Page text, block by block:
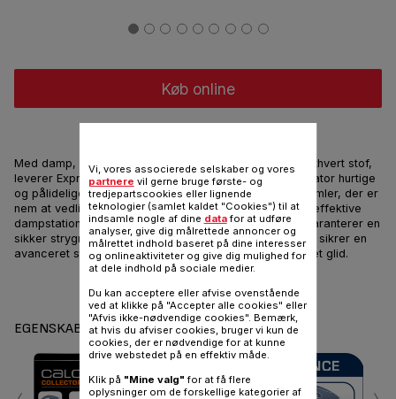
Køb online
Med damp, der er kraftfuld nok til at fjerne folder fra ethvert stof,
leverer Express anti-kalk strygejernet med dampgenerator hurtige
og pålidelige resultater, med en ny aftagelig kalk-indsamler, der er
nem at vedligeholde og designet til at holde. Denne højeffektive
dampstation kommer med et No-Setting-system, der garanterer en
sikker strygning uden risiko for at brænde dig. Samtidig sikrer en
avanceret strygesålsteknologi et fuldstændig ubesværet glid.
Del Sende
EGENSKABER
Vi, vores associerede selskaber og vores
partnere vil gerne bruge første- og
tredjepartscookies eller lignende
teknologier (samlet kaldet "Cookies") til at
indsamle nogle af dine datafor at udføre
analyser, give dig målrettede annoncer og
målrettet indhold baseret på dine interesser
og onlineaktiviteter og give dig mulighed for
at dele indhold på sociale medier.
Du kan acceptere eller afvise ovenstående
ved at klikke på "Accepter alle cookies" eller
"Afvis ikke-nødvendige cookies". Bemærk,
at hvis du afviser cookies, bruger vi kun de
cookies, der er nødvendige for at kunne
drive webstedet på en effektiv måde.
Klik på "Mine valg" for at få flere
oplysninger om de forskellige kategorier af